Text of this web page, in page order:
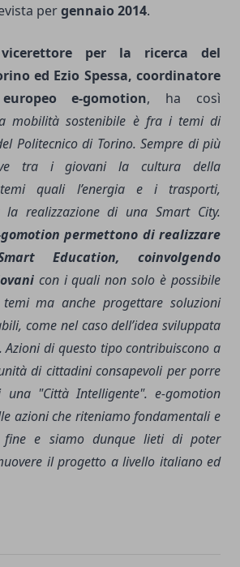
pergennaio 2014.
per la ricerca del
ed Ezio Spessa, coordinatore
e-gomotion, ha così
mobilità sostenibile è fra i temi di
Politecnico di Torino. Sempre di più
tra i giovani la cultura della
quali l’energia e i trasporti,
la realizzazione di una Smart City.
permettono di realizzare
Education, coinvolgendo
con i quali non solo è possibile
temi maancheprogettare soluzioni
come nel caso dell’idea sviluppata
Azioni di questo tipo contribuiscono a
di cittadini consapevoli per porre
"Città Intelligente". e-gomotion
azioni che riteniamo fondamentali e
fine e siamo dunque lieti di poter
il progetto a livello italiano ed